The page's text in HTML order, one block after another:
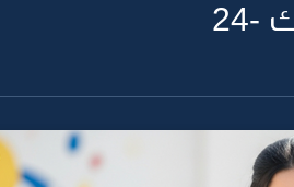
24